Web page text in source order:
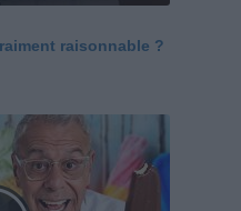
raisonnable ?